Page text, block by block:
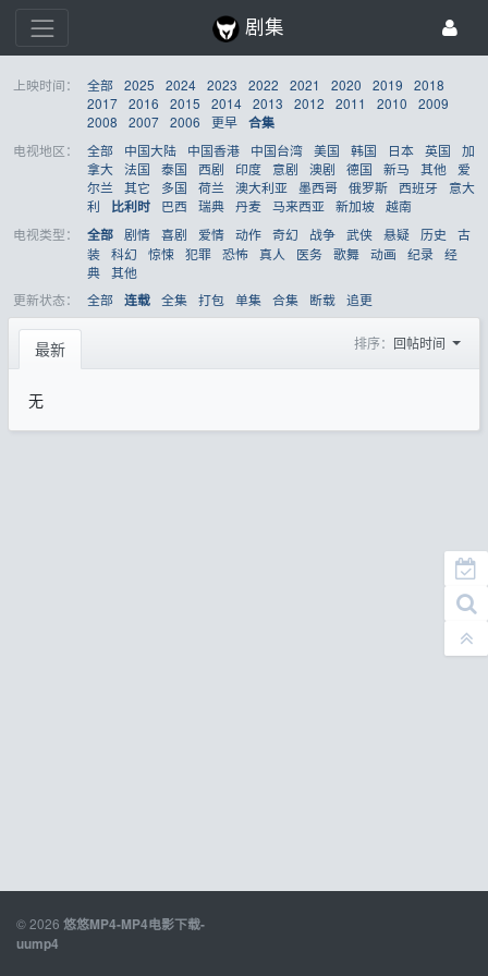
剧集
上映时间： 全部 2025 2024 2023 2022 2021 2020 2019
2018
2017 2016 2015 2014 2013 2012 2011 2010
2009
2008
2007 2006 更早 合集
电视地区：
全部 中国大陆 中国香港 中国台湾 美国 韩国 日本 英国
加
拿大 法国 泰国 西剧 印度 意剧 澳剧 德国 新马 其他
爱
尔兰
其它 多国 荷兰 澳大利亚 墨西哥 俄罗斯 西班牙
意大
利
比利时 巴西 瑞典 丹麦 马来西亚 新加坡 越南
电视类型：
全部 剧情 喜剧 爱情 动作 奇幻 战争 武侠 悬疑 历史
古
装 科幻 惊悚 犯罪 恐怖 真人 医务 歌舞 动画 纪录 经
典 其他
更新状态：
全部 连载 全集 打包 单集 合集 断载 追更
最新 排序： 回帖时间
无
© 2026 悠悠MP4-MP4电影下载-
uump4